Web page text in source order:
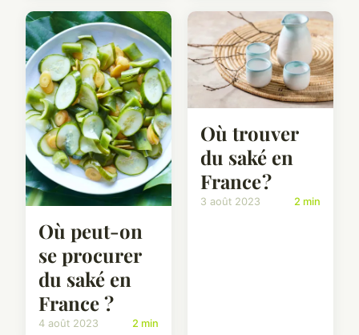
Où peut-on
se procurer
du saké en
France ?
4 août 2023 2 min
Où trouver
du saké en
France ?
3 août 2023 2 min